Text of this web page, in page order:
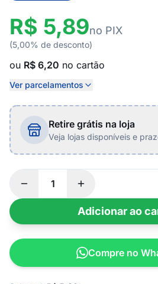
R$ 5,89no PIX
(5,00% de desconto)
ou R$ 6,20 no cartão
Ver parcelamentos
Retire grátis na loja
Veja lojas disponíveis e
Adicionar ao
Compre no